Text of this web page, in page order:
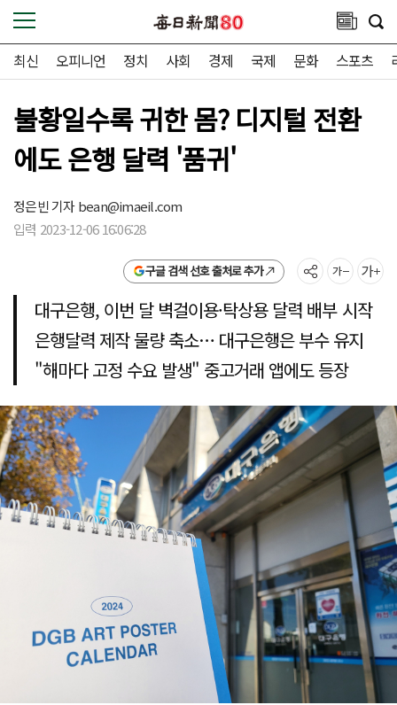
최신 오피니언 정치 사회 경제 국제 문화 스포츠
불황일수록 귀한 몸? 디지털 전환
에도 은행 달력 '품귀'
정은빈 기자bean@imaeil.com
입력 2023-12-06 16:06:28
구글 검색 선호 출처로 추가
대구은행, 이번 달 벽걸이용·탁상용 달력 배부 시작
은행달력 제작 물량 축소… 대구은행은 부수 유지
"해마다 고정 수요 발생" 중고거래 앱에도 등장